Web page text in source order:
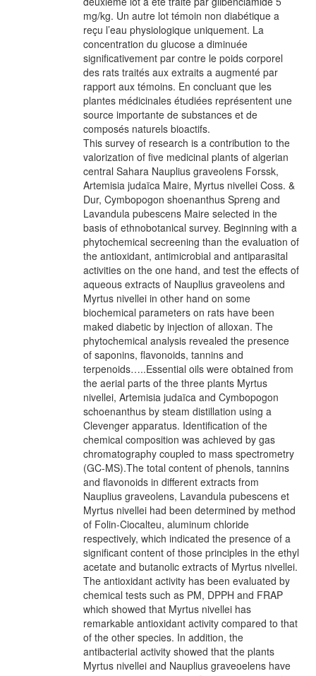
mg/kg. Un autre lot témoin non diabétique a
reçu l’eau physiologique uniquement. La
concentration du glucose a diminuée
significativement par contre le poids corporel
des rats traités aux extraits a augmenté par
rapport aux témoins. En concluant que les
plantes médicinales étudiées représentent une
source importante de substances et de
composés naturels bioactifs.
This survey of research is a contribution to the
valorization of five medicinal plants of algerian
central Sahara Nauplius graveolens Forssk,
Artemisia judaïca Maire, Myrtus nivellei Coss. &
Dur, Cymbopogon shoenanthus Spreng and
Lavandula pubescens Maire selected in the
basis of ethnobotanical survey. Beginning with a
phytochemical secreening than the evaluation of
the antioxidant, antimicrobial and antiparasital
activities on the one hand, and test the effects of
aqueous extracts of Nauplius graveolens and
Myrtus nivellei in other hand on some
biochemical parameters on rats have been
maked diabetic by injection of alloxan. The
phytochemical analysis revealed the presence
of saponins, flavonoids, tannins and
terpenoids…..Essential oils were obtained from
the aerial parts of the three plants Myrtus
nivellei, Artemisia judaïca and Cymbopogon
schoenanthus by steam distillation using a
Clevenger apparatus. Identification of the
chemical composition was achieved by gas
chromatography coupled to mass spectrometry
(GC-MS).The total content of phenols, tannins
and flavonoids in different extracts from
Nauplius graveolens, Lavandula pubescens et
Myrtus nivellei had been determined by method
of Folin-Ciocalteu, aluminum chloride
respectively, which indicated the presence of a
significant content of those principles in the ethyl
acetate and butanolic extracts of Myrtus nivellei.
The antioxidant activity has been evaluated by
chemical tests such as PM, DPPH and FRAP
which showed that Myrtus nivellei has
remarkable antioxidant activity compared to that
of the other species. In addition, the
antibacterial activity showed that the plants
Myrtus nivellei and Nauplius graveoelens have